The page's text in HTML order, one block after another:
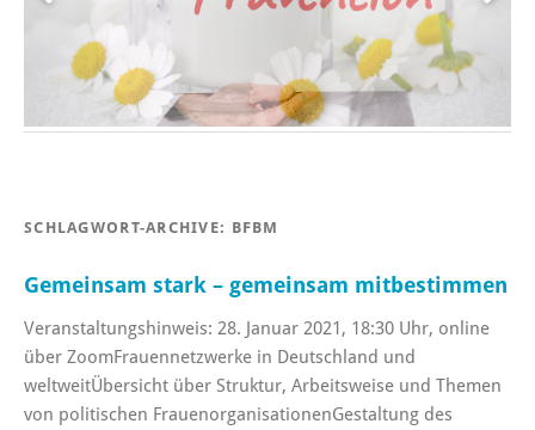
SCHLAGWORT-ARCHIVE: BFBM
Gemeinsam stark – gemeinsam mitbestimmen
Veranstaltungshinweis: 28. Januar 2021, 18:30 Uhr, online
über ZoomFrauennetzwerke in Deutschland und
weltweitÜbersicht über Struktur, Arbeitsweise und Themen
von politischen FrauenorganisationenGestaltung des